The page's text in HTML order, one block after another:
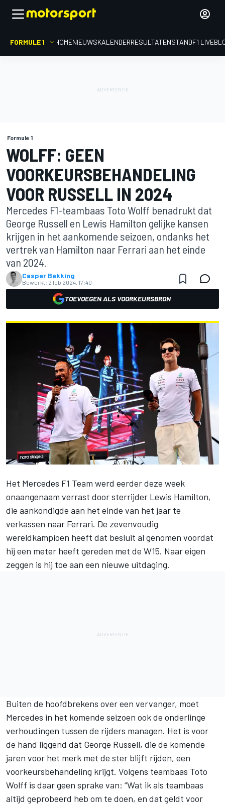
FORMULE 1 HOMENIEUWSKALENDERRESULTATENSTANDF1
Formule 1
WOLFF: GEEN
VOORKEURSBEHANDELING
VOOR RUSSELL IN 2024
Mercedes F1-teambaas Toto Wolff benadrukt dat
George Russell en Lewis Hamilton gelijke kansen
krijgen in het aankomende seizoen, ondanks het
vertrek van Hamilton naar Ferrari aan het einde
van 2024.
Casper Bekking
Bewerkt: 2 feb 2024, 17:40
TOEVOEGEN ALS VOORKEURSBRON
Het Mercedes F1 Team werd eerder deze week
onaangenaam verrast door sterrijder Lewis Hamilton,
die aankondigde aan het einde van het jaar te
verkassen naar Ferrari. De zevenvoudig
wereldkampioen heeft dat besluit al genomen voordat
hij een meter heeft gereden met de W15. Naar eigen
zeggen is hij toe aan een nieuwe uitdaging.
Buiten de hoofdbrekens overeen vervanger, moet
Mercedes in het komende seizoen ook de onderlinge
verhoudingen tussen de rijders managen. Het is voor
de hand liggend dat George Russell, die de komende
jaren voor het merk met de ster blijft rijden, een
voorkeursbehandeling krijgt. Volgens teambaas Toto
Wolff is daar geen sprake van: “Wat ik als teambaas
altijd geprobeerd heb om te doen, en dat geldt voor